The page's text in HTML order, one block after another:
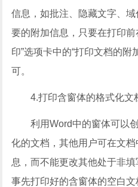
信息，如批注、隐藏文字、
要的附加信息，只要在打印前
印”选项卡中的“打印文档的附
可。
4.打印含窗体的格式化文
利用Word中的窗体可以创
化的文档，其他用户可在文
息，而不能更改其他处于非
事先打印好的含窗体的空白